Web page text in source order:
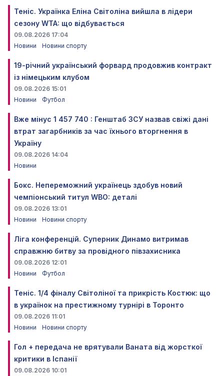
Теніс. Українка Еліна Світоліна вийшла в лідери
сезону WTA: що відбувається
09.08.2026 17:04
Новини
Новини спорту
19-річний український форвард продовжив контракт
із німецьким клубом
09.08.2026 15:01
Новини
Футбол
Вже мінус 1 457 740 : Генштаб ЗСУ назвав свіжі дані
втрат загарбників за час їхнього вторгнення в
Україну
09.08.2026 14:04
Новини
Бокс. Непереможний українець здобув новий
чемпіонський титул WBO: деталі
09.08.2026 13:01
Новини
Новини спорту
Ліга конференцій. Суперник Динамо витримав
справжню битву за провідного півзахисника
09.08.2026 12:01
Новини
Футбол
Теніс. 1/4 фіналу Світоліної та прикрість Костюк: що
в українок на престижному турнірі в Торонто
09.08.2026 11:01
Новини
Новини спорту
Гол + передача не врятували Ваната від жорсткої
критики в Іспанії
09.08.2026 10:01